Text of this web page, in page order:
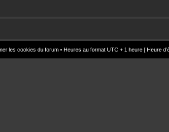
les cookies du forum • Heures au format UTC + 1 heure [ Heure